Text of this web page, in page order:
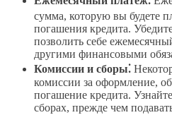
сумма, которую вы будете
погашения кредита.
позволить себе
другими финансовыми
Комиссии и сборы⁚
комиссии за оформление,
погашение кредита.
сборах, прежде чем